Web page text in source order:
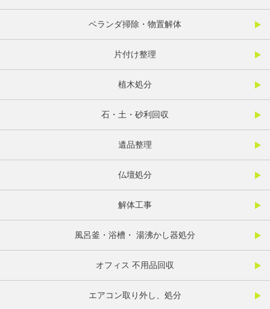
ベランダ掃除・物置解体
片付け整理
植木処分
石・土・砂利回収
遺品整理
仏壇処分
解体工事
風呂釜・浴槽・ 湯沸かし器処分
オフィス 不用品回収
エアコン取り外し、処分